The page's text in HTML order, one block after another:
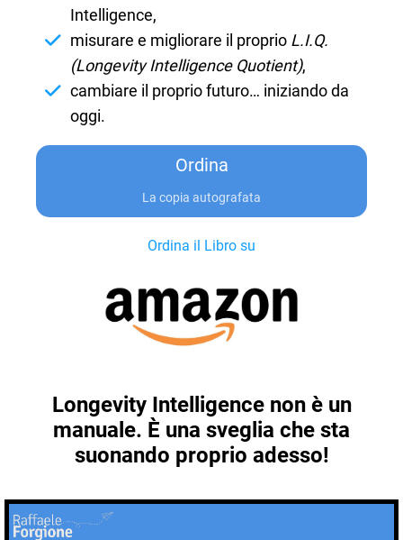
Intelligence,
misurare e migliorare il proprio L.I.Q.
(Longevity Intelligence Quotient),
cambiare il proprio futuro… iniziando da
oggi.
Ordina
La copia autografata
Ordina il Libro su
Longevity Intelligence non è un
manuale. È una sveglia che sta
suonando proprio adesso!